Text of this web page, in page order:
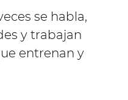
se habla,
y trabajan
entrenan y